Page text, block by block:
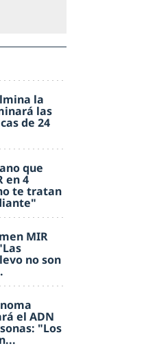
la
las
de 24
que
en 4
te tratan
MIR
no son
el ADN
"Los